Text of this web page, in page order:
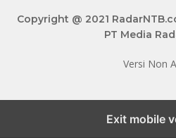
Copyright @ 2021
PT Media
Versi Non
Exit mobile